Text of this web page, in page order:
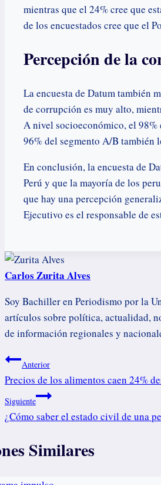
mientras que el 24% cree que
de los encuestados cree que el
Percepción de la
La encuesta de Datum también
de corrupción es muy alto,
A nivel socioeconómico, el 98%
96% del segmento A/B también
En conclusión, la encuesta de
Perú y que la mayoría de los
que hay una percepción
Ejecutivo es el responsable de
Carlos Zurita Alves
Soy Bachiller en Periodismo por la
artículos sobre política, actualidad,
de información regionales y
Navegación
de
entradas
Anterior
Precios de los alimentos caen 24%
Siguiente
¿Cómo saber el estado civil de una
Similares